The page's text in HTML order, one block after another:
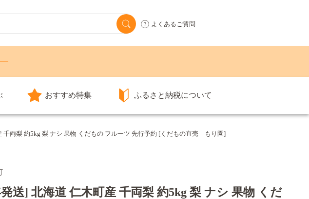
よくあるご質問
おすすめ特集 ふるさと納税について
千両梨 約5kg 梨 ナシ 果物 くだもの フルーツ 先行予約 [くだもの直売 もり園]
送] 北海道 仁木町産 千両梨 約5kg 梨 ナシ 果物 くだ